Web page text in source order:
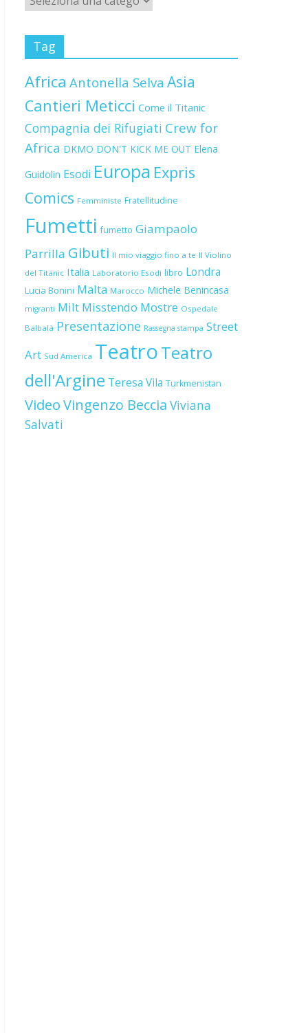
Tag
Africa Antonella Selva Asia
Cantieri Meticci Come il Titanic
Compagnia dei Rifugiati Crew for
Africa DKMO DON'T KICK ME OUT Elena
Guidolin Esodi Europa Expris
Comics Femministe Fratellitudine
Fumetti fumetto Giampaolo
Parrilla Gibuti Il mio viaggio fino a te Il Violino
del Titanic Italia Laboratorio Esodi libro Londra
Lucia Bonini Malta Marocco Michele Benincasa
migranti Milt Misstendo Mostre Ospedale
Balbalà Presentazione Rassegna stampa Street
Art Sud America TeatroTeatro
dell'Argine Teresa Vila Turkmenistan
VideoVingenzo Beccia Viviana
Salvati